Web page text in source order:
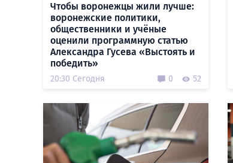
Чтобы воронежцы жили лучше:
воронежские политики,
общественники и учёные
оценили программную статью
Александра Гусева «Выстоять и
победить»
20:30 Сегодня 0 52